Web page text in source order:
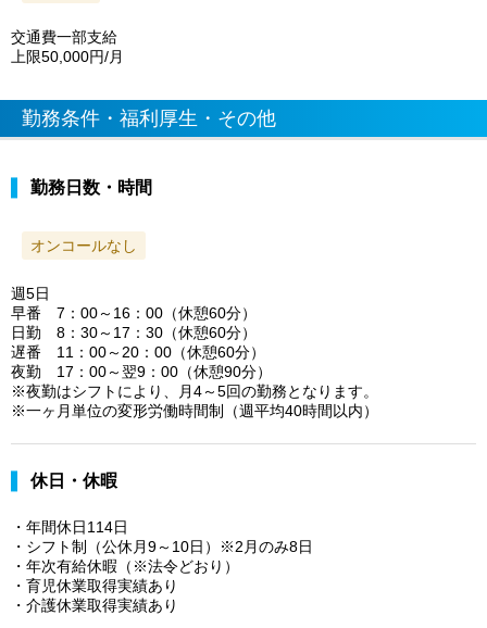
交通費一部支給
上限50,000円/月
勤務条件・福利厚生・その他
勤務日数・時間
オンコールなし
週5日
早番 7：00～16：00（休憩60分）
日勤 8：30～17：30（休憩60分）
遅番 11：00～20：00（休憩60分）
夜勤 17：00～翌9：00（休憩90分）
※夜勤はシフトにより、月4～5回の勤務となります。
※一ヶ月単位の変形労働時間制（週平均40時間以内）
休日・休暇
・年間休日114日
・シフト制（公休月9～10日）※2月のみ8日
・年次有給休暇（※法令どおり）
・育児休業取得実績あり
・介護休業取得実績あり